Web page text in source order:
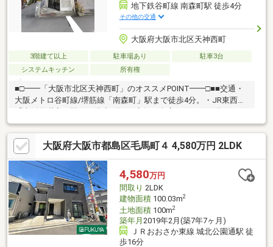
地下鉄谷町線 南森町駅 徒歩4分
その他の交通
大阪府大阪市北区天神西町
3階建て以上 駐車場あり
駐車3台
システムキッチン
所有権
■□━━「大阪市北区天神西町」のオススメPOINT━━□■■交通・
大阪メトロ谷町線/堺筋線「南森町」駅まで徒歩4分。・JR東西線
「大阪天満宮」駅まで徒歩6分。■店舗・倉庫スペースが備わった
鉄骨造、4階建住宅。■1階には約10.9帖の店舗、約12.3帖の倉庫が
設けられています。■住居部分は2～4階の「5DKK」。■水廻りが2
階・3階に備わり、 それぞれの世帯のプライバシーに配慮した暮
らしが叶います。■3台駐車可能です(車種による)。■防火地域に指
定されたエリアに位置します。■周辺環境・セブンイレブン大阪
天神西町店：徒歩2分(約100m)・コーヨー南森町店：徒歩4分(約
290m)
大阪府大阪市都島区毛馬町４ 4,580万円 2LDK
4,580万円
間取り 2LDK
建物面積100.03m2
土地面積100m2
築年月 2019年2月(築7年7ヶ月)
ＪＲおおさか東線 城北公園通駅 徒
歩16分